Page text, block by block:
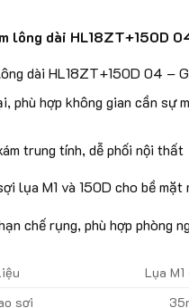
lông dài HL18ZT+150D
dài HL18ZT+150D 04 –
phù hợp không gian cần sự
trung tính, dễ phối nội thất
lụa M1 và 150D cho bề mặt
chế rụng, phù hợp phòng
Lụa
sợi